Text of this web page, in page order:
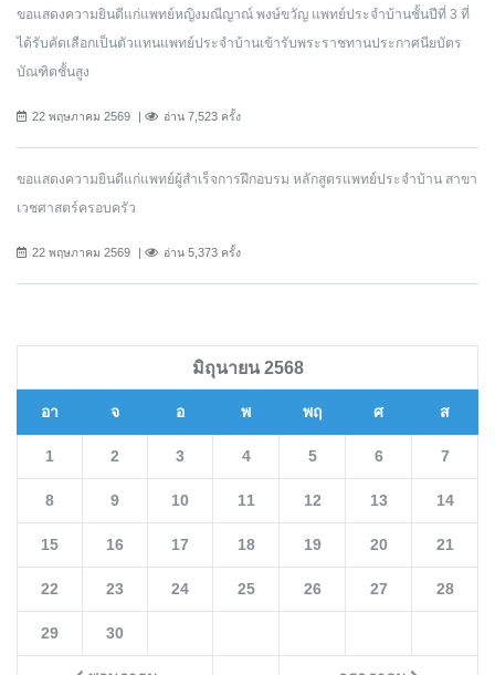
ขอแสดงความยินดีแก่แพทย์หญิงมณีญาณ์ พงษ์ขวัญ แพทย์ประจำบ้านชั้นปีที่ 3 ที่
ได้รับคัดเลือกเป็นตัวแทนแพทย์ประจำบ้านเข้ารับพระราชทานประกาศนียบัตร
บัณฑิตชั้นสูง
22 พฤษภาคม 2569 อ่าน 7,523 ครั้ง
ขอแสดงความยินดีแก่แพทย์ผู้สำเร็จการฝึกอบรม หลักสูตรแพทย์ประจำบ้าน สาขา
เวชศาสตร์ครอบครัว
22 พฤษภาคม 2569 อ่าน 5,373 ครั้ง
มิถุนายน 2568
อา จ อ พ พฤ ศ ส
1 2 3 4 5 6 7
8 9 10 11 12 13 14
15 16 17 18 19 20 21
22 23 24 25 26 27 28
29 30